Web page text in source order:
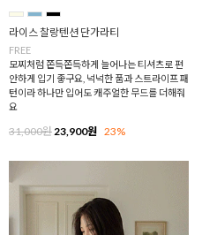
라이스 찰랑텐션 단가라티
FREE
모찌처럼 쫀득쫀득하게 늘어나는 티셔츠로 편
안하게 입기 좋구요, 넉넉한 품과 스트라이프 패
턴이라 하나만 입어도 캐주얼한 무드를 더해줘
요
31,000원23,900원 23%